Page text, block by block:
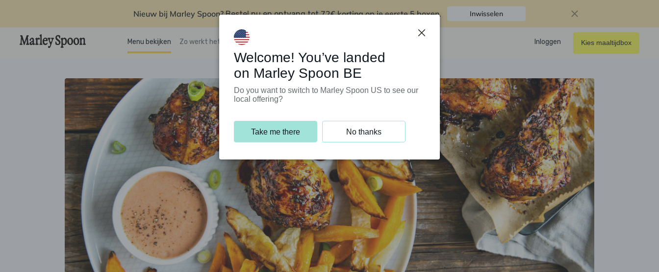
Nieuw bij Marley Spoon?Bestel nu en ontvang tot72€ korting op je eerste 5 boxen. Inwisselen
Menu bekijken Zo werkt het Klantenservice Inloggen Kies maaltijdbox
Welcome! You’ve landed
on Marley Spoon BE
Do you want to switch to Marley Spoon US to see our
local offering?
Take me there No thanks